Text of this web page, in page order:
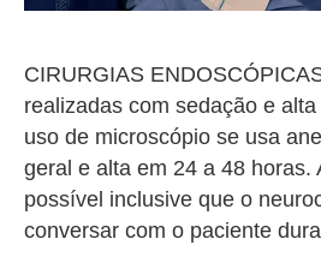
CIRURGIAS
realizadas com sedação e
uso de microscópio se usa
geral e alta em 24 a 48 horas.
possível inclusive que o
conversar com o paciente